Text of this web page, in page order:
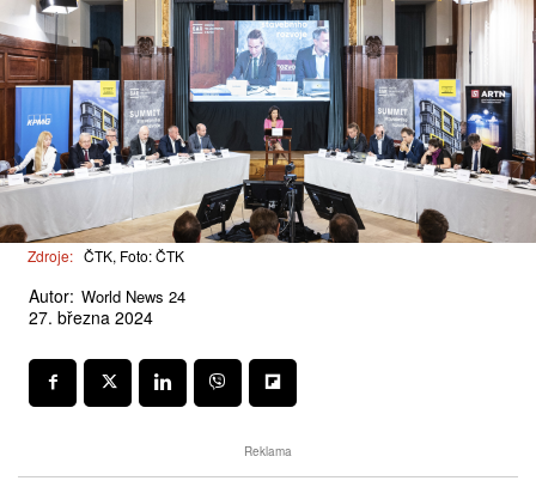
Zdroje: ČTK, Foto: ČTK
Autor: World News 24
27. března 2024
Reklama